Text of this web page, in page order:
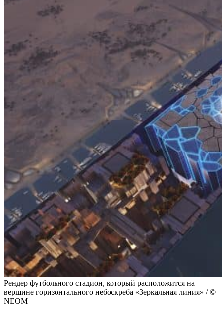
Рендер футбольного стадион, который расположится на
вершине горизонтального небоскреба «Зеркальная линия» / ©
NEOM